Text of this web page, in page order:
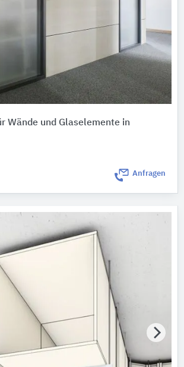
Wände und Glaselemente in
Anfragen